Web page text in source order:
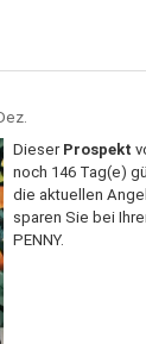
Dieser Prospekt
noch 146 Tag(e)
die aktuellen
sparen Sie bei
PENNY.